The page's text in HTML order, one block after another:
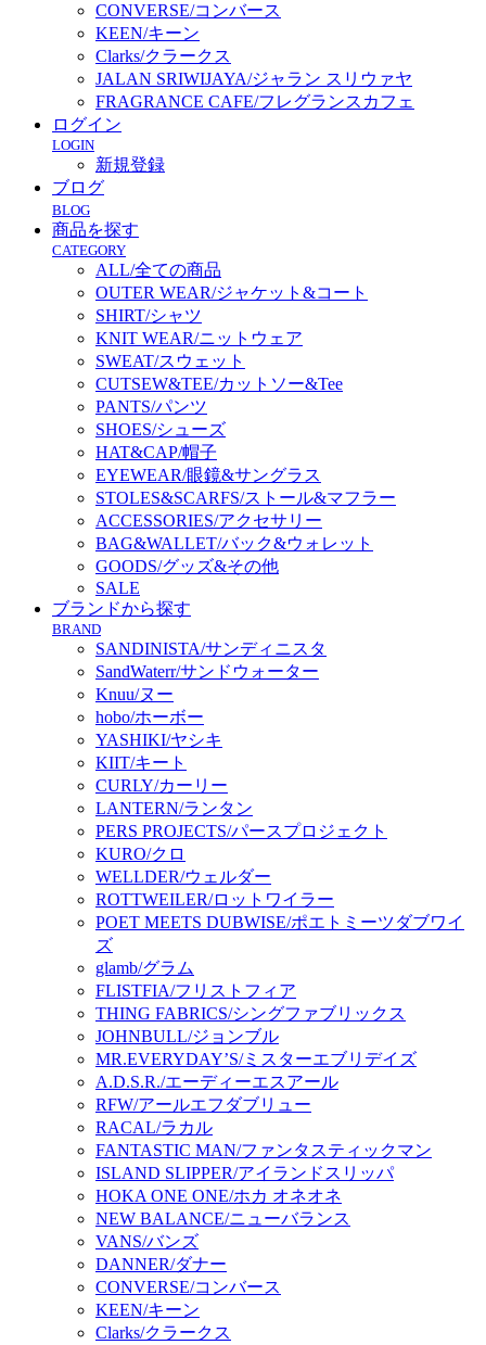
CONVERSE/コンバース
KEEN/キーン
Clarks/クラークス
JALAN SRIWIJAYA/ジャラン スリウァヤ
FRAGRANCE CAFE/フレグランスカフェ
ログイン
LOGIN
新規登録
ブログ
BLOG
商品を探す
CATEGORY
ALL/全ての商品
OUTER WEAR/ジャケット&コート
SHIRT/シャツ
KNIT WEAR/ニットウェア
SWEAT/スウェット
CUTSEW&TEE/カットソー&Tee
PANTS/パンツ
SHOES/シューズ
HAT&CAP/帽子
EYEWEAR/眼鏡&サングラス
STOLES&SCARFS/ストール&マフラー
ACCESSORIES/アクセサリー
BAG&WALLET/バック&ウォレット
GOODS/グッズ&その他
SALE
ブランドから探す
BRAND
SANDINISTA/サンディニスタ
SandWaterr/サンドウォーター
Knuu/ヌー
hobo/ホーボー
YASHIKI/ヤシキ
KIIT/キート
CURLY/カーリー
LANTERN/ランタン
PERS PROJECTS/パースプロジェクト
KURO/クロ
WELLDER/ウェルダー
ROTTWEILER/ロットワイラー
POET MEETS DUBWISE/ポエトミーツダブワイ
ズ
glamb/グラム
FLISTFIA/フリストフィア
THING FABRICS/シングファブリックス
JOHNBULL/ジョンブル
MR.EVERYDAY’S/ミスターエブリデイズ
A.D.S.R./エーディーエスアール
RFW/アールエフダブリュー
RACAL/ラカル
FANTASTIC MAN/ファンタスティックマン
ISLAND SLIPPER/アイランドスリッパ
HOKA ONE ONE/ホカ オネオネ
NEW BALANCE/ニューバランス
VANS/バンズ
DANNER/ダナー
CONVERSE/コンバース
KEEN/キーン
Clarks/クラークス